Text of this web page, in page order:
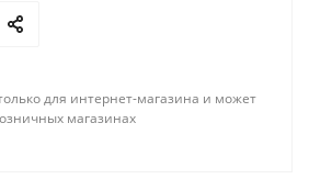
для интернет-магазина и может
магазинах